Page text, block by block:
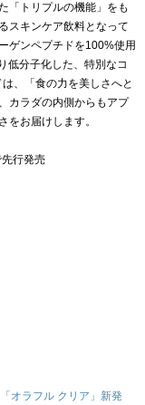
「トリプルの機能」をも
スキンケア飲料となって
ゲンペプチドを100%使用
低分子化した、特別なコ
、「食の力を美しさへと
カラダの内側からもアプ
をお届けします。
行発売
オラフル クリア」新発